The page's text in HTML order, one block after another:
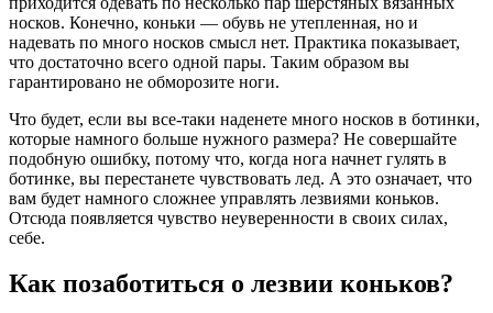
носков. Конечно, коньки — обувь не утепленная, но и
надевать по много носков смысл нет. Практика показывает,
что достаточно всего одной пары. Таким образом вы
гарантировано не обморозите ноги.
Что будет, если вы все-таки наденете много носков в ботинки,
которые намного больше нужного размера? Не совершайте
подобную ошибку, потому что, когда нога начнет гулять в
ботинке, вы перестанете чувствовать лед. А это означает, что
вам будет намного сложнее управлять лезвиями коньков.
Отсюда появляется чувство неуверенности в своих силах,
себе.
Как позаботиться о лезвии коньков?